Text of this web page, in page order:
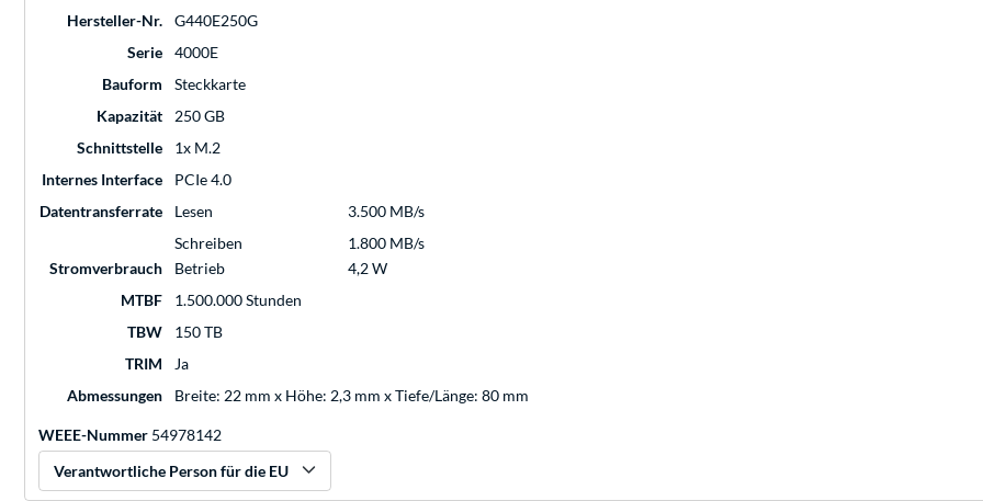
Hersteller-Nr.
G440E250G
Serie
4000E
Bauform
Steckkarte
Kapazität
250 GB
Schnittstelle
1x M.2
Internes Interface
PCIe 4.0
Datentransferrate
Lesen
3.500 MB/s
Schreiben
1.800 MB/s
Stromverbrauch
Betrieb
4,2 W
MTBF
1.500.000 Stunden
TBW
150 TB
TRIM
Ja
Abmessungen
Breite: 22 mm x Höhe: 2,3 mm x Tiefe/Länge: 80 mm
WEEE-Nummer 54978142
Verantwortliche Person für die EU